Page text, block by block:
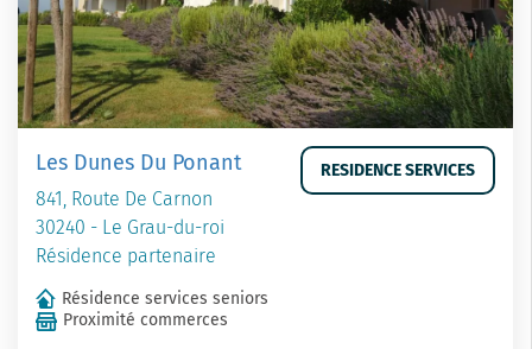
Les Dunes Du Ponant
841, Route De Carnon
30240 - Le Grau-du-roi
Résidence partenaire
RESIDENCE SERVICES
Résidence services seniors
Proximité commerces